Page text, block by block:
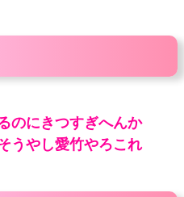
のにきつすぎへんか
うやし愛竹やろこれ